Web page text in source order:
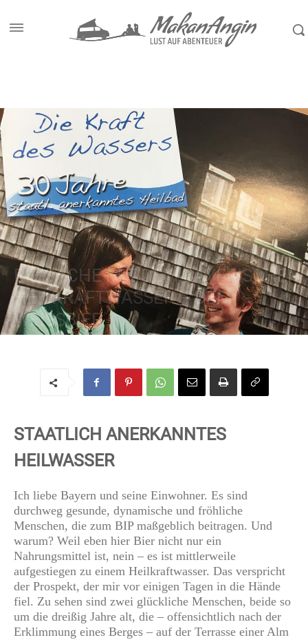
DIE SACHE MIT DEM BAYERISCHEN
HEILKRAFTWASSER – DEM
WEISSBIER
STAATLICH ANERKANNTES
HEILWASSER
Ich liebe Bayern und seine Einwohner. Es sind
durchweg gesunde, dynamische und fröhliche
Menschen, die zum BIP maßgeblich beitragen. Und
warum? Weil eben hier Bier nicht nur ein
Nahrungsmittel ist, nein – es ist mittlerweile
aufgestiegen zu einem Heilkraftwasser. Das verspricht
der Prospekt, der mir vor einigen Tagen in die Hände
fiel. Zu sehen sind zwei glückliche Menschen, beide so
um die dreißig Jahre alt, die – offensichtlich nach der
Erklimmung eines Berges – auf der Terrasse einer Alm